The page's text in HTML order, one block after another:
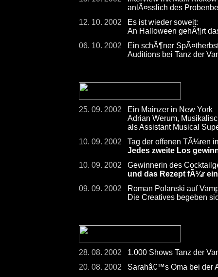
anlÃ¤sslich des
12. 10. 2002
Es ist wieder soweit:
An Halloween gehÃ¶rt
06. 10. 2002
Ein schÃ¶ner
Auditions bei Tanz der
25. 09. 2002
Ein Mainzer in New York
Adrian Werum,
als Assistant Musical
10. 09. 2002
Tag der offenen TÃ¼ren
Jedes zweite Los
10. 09. 2002
Gewinnerin des
und das Rezept fÃ¼r
09. 09. 2002
Roman Polanski auf
Die Creatives begeben
28. 08. 2002
1.000 Shows Tanz der
20. 08. 2002
Sarahâ€™s Oma bei der